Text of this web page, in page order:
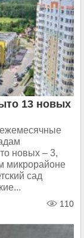
13 новых
ежемесячные
новых – 3,
микрорайоне
сад
110